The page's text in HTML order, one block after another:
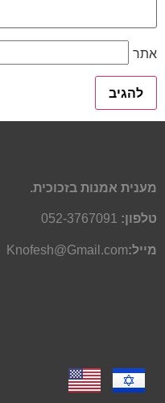
אתר
מענית אמנות בזכוכית.
טלפון: 052-3767091
מייל:Knofesh@Gmail.com